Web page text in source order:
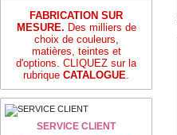
FABRICATION SUR
MESURE. Des milliers de
choix de couleurs,
matières, teintes et
d'options. CLIQUEZ sur la
rubrique CATALOGUE.
SERVICE CLIENT